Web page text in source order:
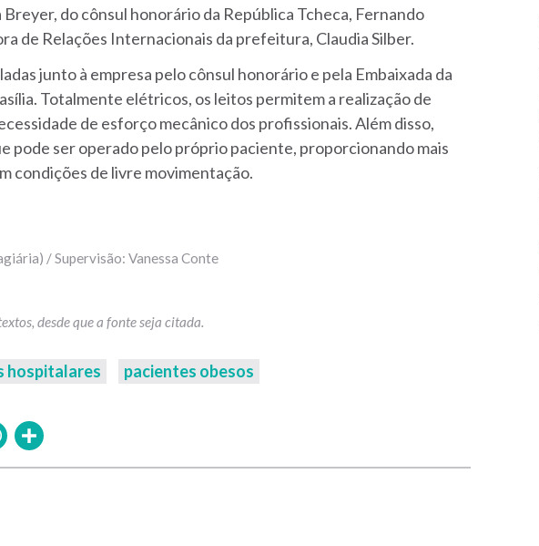
do cônsul honorário da República Tcheca, Fernando
de Relações Internacionais da prefeitura, Claudia Silber.
junto à empresa pelo cônsul honorário e pela Embaixada da
Totalmente elétricos, os leitos permitem a realização de
de esforço mecânico dos profissionais. Além disso,
pode ser operado pelo próprio paciente, proporcionando mais
condições de livre movimentação.
/ Supervisão: Vanessa Conte
hospitalares pacientes obesos
WhatsApp